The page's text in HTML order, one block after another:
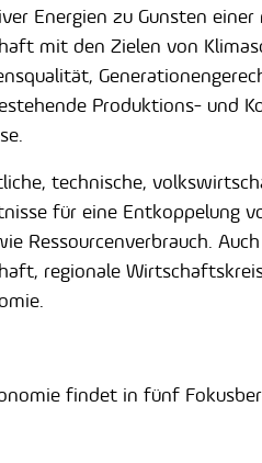
Energien zu Gunsten
mit den Zielen von
Produktions- und
technische,
für eine Entkoppelung
Ressourcenverbrauch.
regionale
findet in fünf